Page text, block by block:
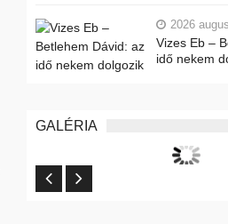
2026
Vizes Eb –
idő nekem
GALÉRIA